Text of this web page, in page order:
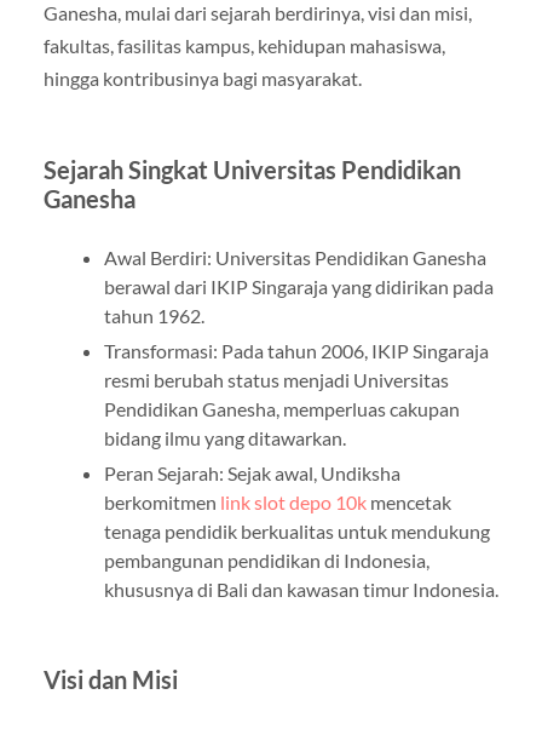
Ganesha, mulai dari sejarah berdirinya, visi dan misi,
fakultas, fasilitas kampus, kehidupan mahasiswa,
hingga kontribusinya bagi masyarakat.
Sejarah Singkat Universitas Pendidikan
Ganesha
Awal Berdiri: Universitas Pendidikan Ganesha
berawal dari IKIP Singaraja yang didirikan pada
tahun 1962.
Transformasi: Pada tahun 2006, IKIP Singaraja
resmi berubah status menjadi Universitas
Pendidikan Ganesha, memperluas cakupan
bidang ilmu yang ditawarkan.
Peran Sejarah: Sejak awal, Undiksha
berkomitmen link slot depo 10kmencetak
tenaga pendidik berkualitas untuk mendukung
pembangunan pendidikan di Indonesia,
khususnya di Bali dan kawasan timur Indonesia.
Visi dan Misi